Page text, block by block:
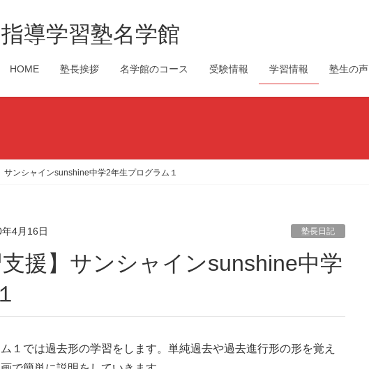
導学習塾名学館
HOME 塾長挨拶 名学館のコース 受験情報 学習情報 塾生の声
サンシャインsunshine中学2年生プログラム１
4月16日 塾長日記
１では過去形の学習をします。単純過去や過去進行形の形を覚え